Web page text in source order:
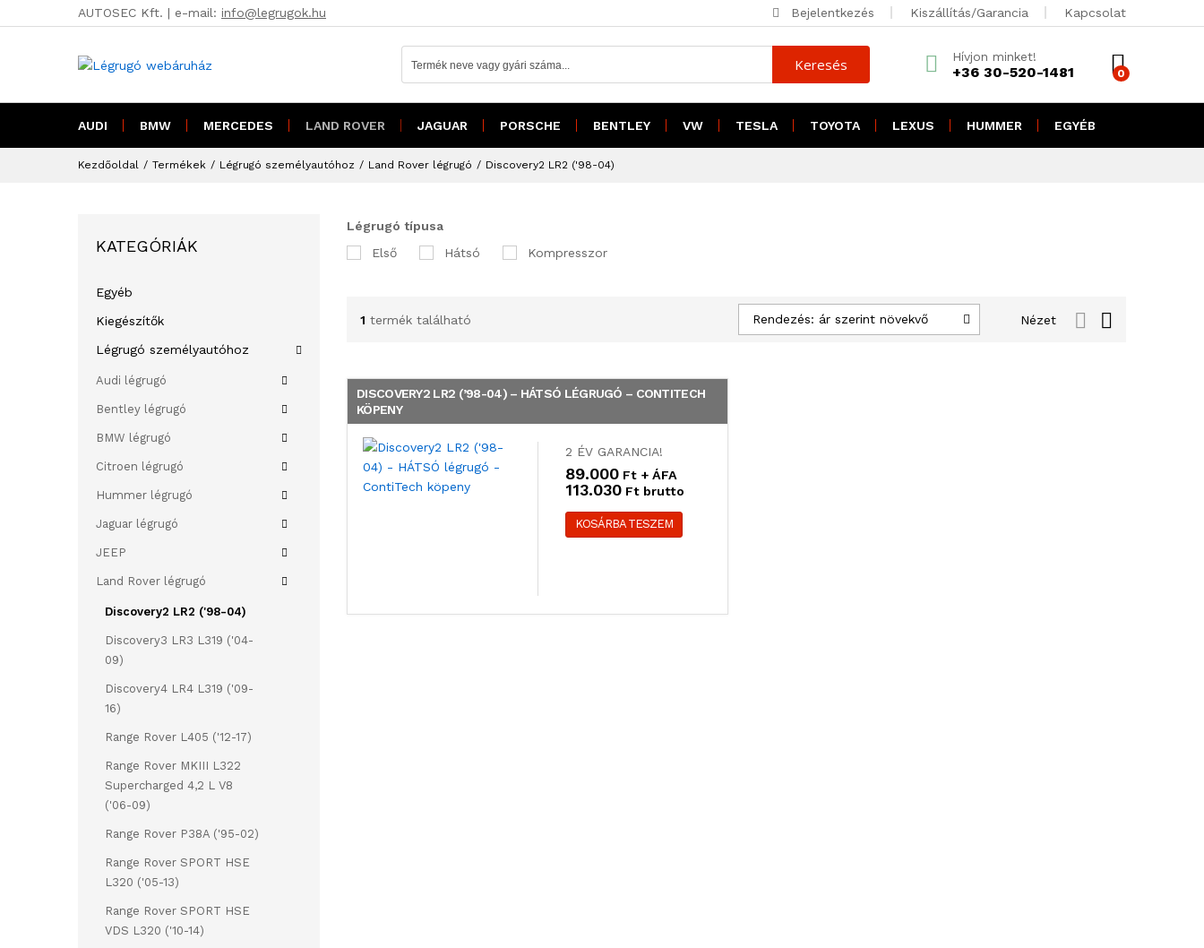
AUTOSEC Kft. | e-mail: info@legrugok.hu Bejelentkezés Kiszállítás/Garancia Kapcsolat
Keresés Hívjon minket!
+36 30-520-1481 0
AUDI BMW MERCEDES LAND ROVER JAGUAR PORSCHE BENTLEY VW TESLA TOYOTA LEXUS HUMMER EGYÉB
Kezdőoldal / Termékek / Légrugó személyautóhoz / Land Rover légrugó / Discovery2 LR2 ('98-04)
Légrugó típusa
Első
Hátsó Kompresszor
1 termék található Nézet
Rendezés: ár szerint növekvő
DISCOVERY2 LR2 (’98-04) – HÁTSÓ LÉGRUGÓ – CONTITECH
KÖPENY
2 ÉV GARANCIA!
89.000 Ft + ÁFA
113.030 Ft brutto
KOSÁRBA TESZEM
KATEGÓRIÁK
Egyéb
Kiegészítők
Légrugó személyautóhoz
Audi légrugó
Bentley légrugó
BMW légrugó
Citroen légrugó
Hummer légrugó
Jaguar légrugó
JEEP
Land Rover légrugó
Discovery2 LR2 ('98-04)
Discovery3 LR3 L319 ('04-
09)
Discovery4 LR4 L319 ('09-
16)
Range Rover L405 ('12-17)
Range Rover MKIII L322
Supercharged 4,2 L V8
('06-09)
Range Rover P38A ('95-02)
Range Rover SPORT HSE
L320 ('05-13)
Range Rover SPORT HSE
VDS L320 ('10-14)